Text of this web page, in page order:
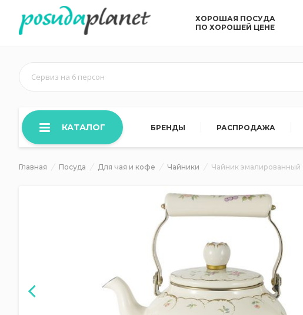
ХОРОШАЯ ПОСУДА
ПО ХОРОШЕЙ ЦЕНЕ
Сервиз на 6 персон
КАТАЛОГ БРЕНДЫ РАСПРОДАЖА
Главная Посуда Для чая и кофе Чайники Чайник эмалированный